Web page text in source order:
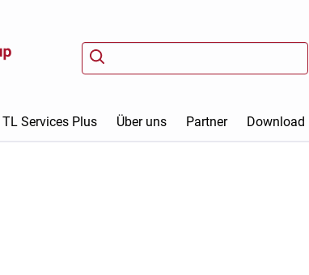
TL Services Plus Über uns Partner Download